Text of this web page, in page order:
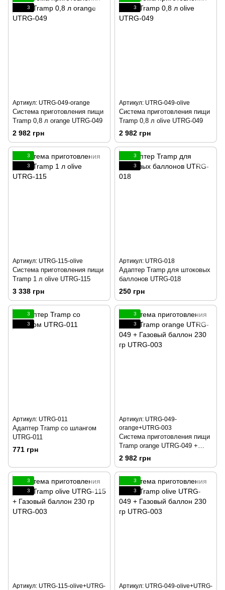
3
Артикул: UTRG-049-orange
Cистема приготовления пищи
Tramp 0,8 л orange UTRG-049
2 982 грн
3
Артикул: UTRG-049-olive
Cистема приготовления пищи
Tramp 0,8 л olive UTRG-049
2 982 грн
3
3
Артикул: UTRG-115-olive
Cистема приготовления пищи
Tramp 1 л olive UTRG-115
3 338 грн
3
3
Артикул: UTRG-018
Адаптер Tramp для штоковых
баллонов UTRG-018
250 грн
3
3
Артикул: UTRG-011
Адаптер Tramp со шлангом
UTRG-011
771 грн
3
3
Артикул: UTRG-049-
orange+UTRG-003
Cистема приготовления пищи
Tramp orange UTRG-049 +
Газовый баллон 230 гр UTRG-
2 982 грн
3
3
Артикул: UTRG-115-olive+UTRG-
3
3
Артикул: UTRG-049-olive+UTRG-